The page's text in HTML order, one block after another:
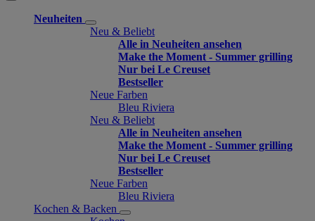
Neuheiten
Neu & Beliebt
Alle in Neuheiten ansehen
Make the Moment - Summer grilling
Nur bei Le Creuset
Bestseller
Neue Farben
Bleu Riviera
Neu & Beliebt
Alle in Neuheiten ansehen
Make the Moment - Summer grilling
Nur bei Le Creuset
Bestseller
Neue Farben
Bleu Riviera
Kochen & Backen